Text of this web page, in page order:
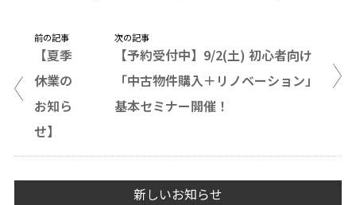
前の記事
【夏季
休業の
お知ら
せ】
次の記事
【予約受付中】9/2(土) 初心者向け
「中古物件購入＋リノベーション」
基本セミナー開催！
新しいお知らせ